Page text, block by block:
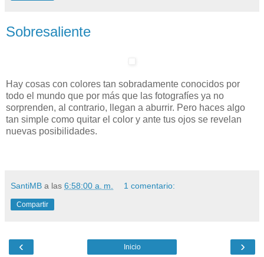
Sobresaliente
Hay cosas con colores tan sobradamente conocidos por
todo el mundo que por más que las fotografíes ya no
sorprenden, al contrario, llegan a aburrir. Pero haces algo
tan simple como quitar el color y ante tus ojos se revelan
nuevas posibilidades.
SantiMB a las 6:58:00 a. m. 1 comentario:
Compartir
‹ ›
Inicio